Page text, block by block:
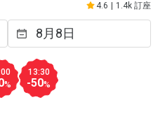
4.6 1.4k 訂座
%
13:30
-50%